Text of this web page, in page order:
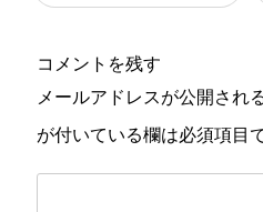
コメントを残す
メールアドレスが公開され
が付いている欄は必須項目